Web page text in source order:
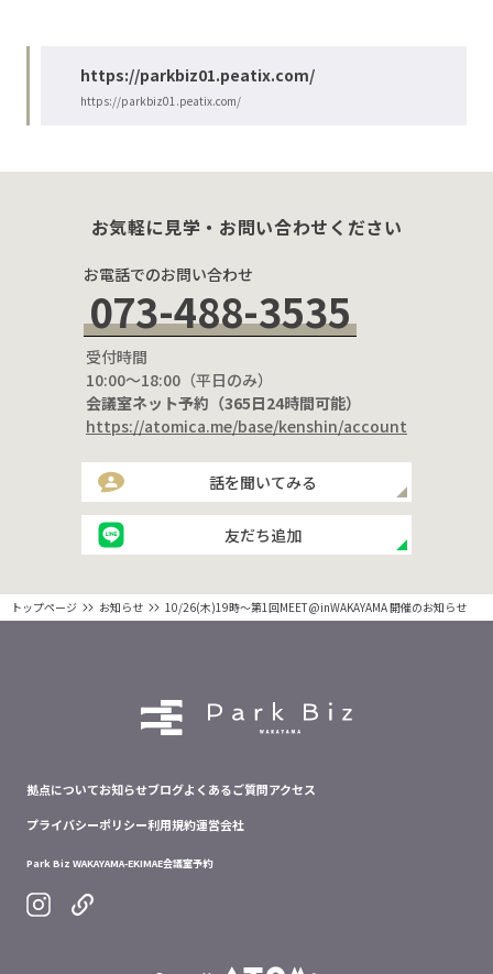
https://parkbiz01.peatix.com/
https://parkbiz01.peatix.com/
お気軽に見学・お問い合わせください
お電話でのお問い合わせ
073-488-3535
受付時間
10:00〜18:00（平日のみ）
会議室ネット予約（365日24時間可能）
https://atomica.me/base/kenshin/account
話を聞いてみる
友だち追加
トップページ お知らせ 10/26(木)19時～第1回MEET@inWAKAYAMA 開催のお知らせ
拠点についてお知らせブログよくあるご質問アクセス
プライバシーポリシー利用規約運営会社
Park Biz WAKAYAMA-EKIMAE会議室予約